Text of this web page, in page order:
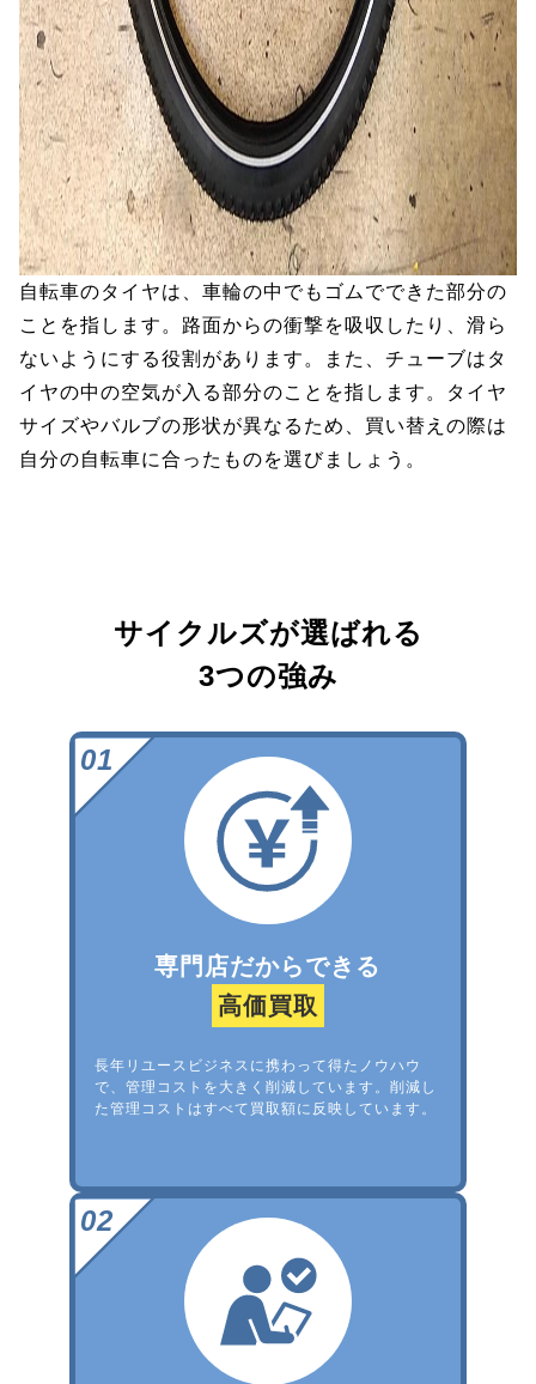
自転車のタイヤは、車輪の中でもゴムでできた部分の
ことを指します。路面からの衝撃を吸収したり、滑ら
ないようにする役割があります。また、チューブはタ
イヤの中の空気が入る部分のことを指します。タイヤ
サイズやバルブの形状が異なるため、買い替えの際は
自分の自転車に合ったものを選びましょう。
サイクルズが選ばれる
3つの強み
専門店だからできる
高価買取
長年リユースビジネスに携わって得たノウハウ
で、管理コストを大きく削減しています。削減し
た管理コストはすべて買取額に反映しています。